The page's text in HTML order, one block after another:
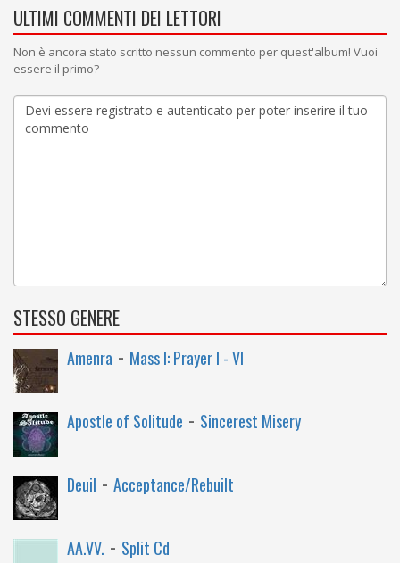
ULTIMI COMMENTI DEI LETTORI
Non è ancora stato scritto nessun commento per quest'album! Vuoi
essere il primo?
STESSO GENERE
Amenra - Mass I: Prayer I - VI
Apostle of Solitude - Sincerest Misery
Deuil - Acceptance/Rebuilt
AA.VV. - Split Cd